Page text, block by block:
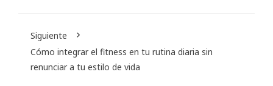
Siguiente
Cómo integrar el fitness en tu rutina diaria sin
renunciar a tu estilo de vida